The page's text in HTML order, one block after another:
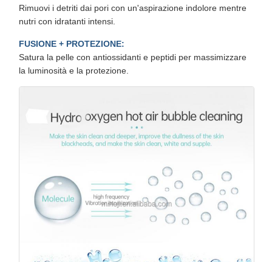
Rimuovi i detriti dai pori con un'aspirazione indolore mentre
nutri con idratanti intensi.
FUSIONE + PROTEZIONE:
Satura la pelle con antiossidanti e peptidi per massimizzare
la luminosità e la protezione.